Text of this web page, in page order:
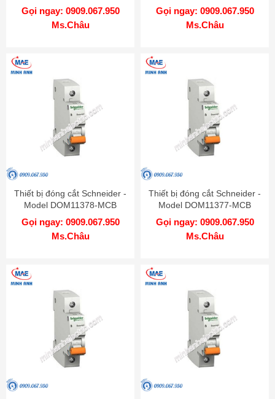
Gọi ngay: 0909.067.950
Ms.Châu
Gọi ngay: 0909.067.950
Ms.Châu
Thiết bị đóng cắt Schneider -
Model DOM11378-MCB
Gọi ngay: 0909.067.950
Ms.Châu
Thiết bị đóng cắt Schneider -
Model DOM11377-MCB
Gọi ngay: 0909.067.950
Ms.Châu